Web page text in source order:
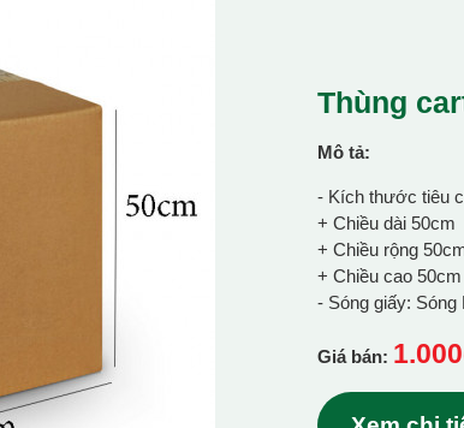
Thùng
Mô tả:
- Kích thước tiêu
+ Chiều dài 50cm
+ Chiều rộng
+ Chiều cao 50cm
- Sóng giấy: Sóng
Giá bán: